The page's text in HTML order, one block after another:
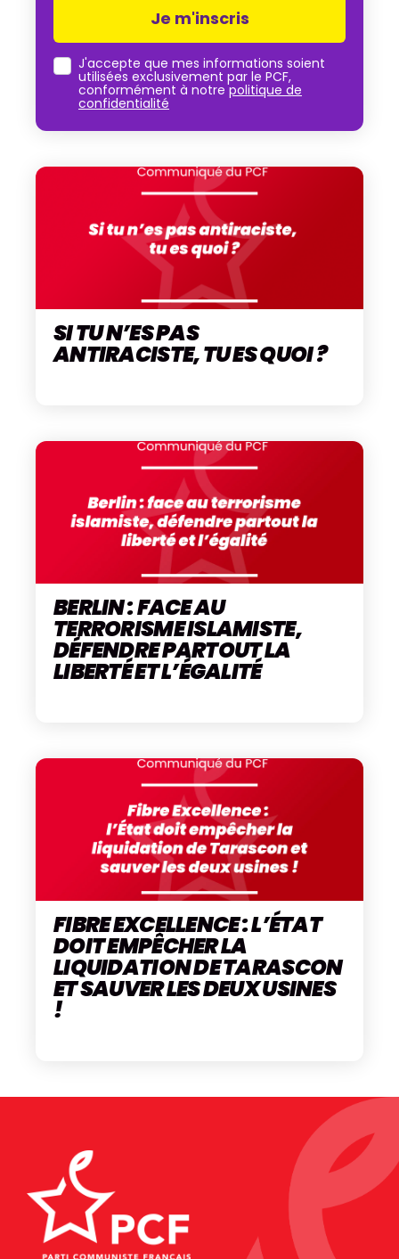
J'accepte que mes informations soient
utilisées exclusivement par le PCF,
conformément à notrepolitique de
confidentialité
SI TU N’ES PAS
ANTIRACISTE, TU ES QUOI ?
BERLIN : FACE AU
TERRORISME ISLAMISTE,
DÉFENDRE PARTOUT LA
LIBERTÉ ET L’ÉGALITÉ
FIBRE EXCELLENCE : L’ÉTAT
DOIT EMPÊCHER LA
LIQUIDATION DE TARASCON
ET SAUVER LES DEUX USINES
!